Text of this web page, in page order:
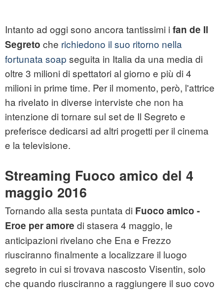
Intanto ad oggi sono ancora tantissimi i fan de Il
Segreto che richiedono il suo ritorno nella
fortunata soap seguita in Italia da una media di
oltre 3 milioni di spettatori al giorno e più di 4
milioni in prime time. Per il momento, però, l'attrice
ha rivelato in diverse interviste che non ha
intenzione di tornare sul set de Il Segreto e
preferisce dedicarsi ad altri progetti per il cinema
e la televisione.
Streaming Fuoco amico del 4
maggio 2016
Tornando alla sesta puntata di Fuoco amico -
Eroe per amore di stasera 4 maggio, le
anticipazioni rivelano che Ena e Frezzo
riusciranno finalmente a localizzare il luogo
segreto in cui si trovava nascosto Visentin, solo
che quando riusciranno a raggiungere il suo covo